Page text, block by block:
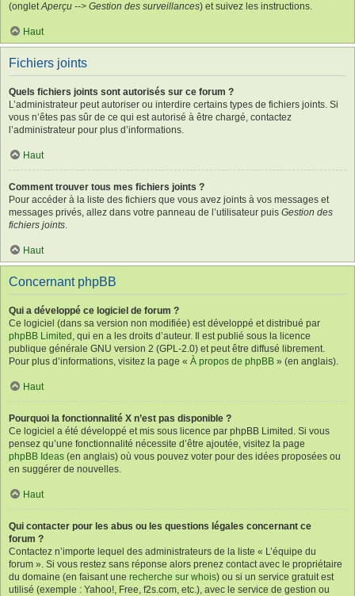
(ongletAperçu --> Gestion des surveillances) et suivez les instructions.
Haut
Fichiers joints
Quels fichiers joints sont autorisés sur ce forum ?
L’administrateur peut autoriser ou interdire certains types de fichiers joints. Si
vous n’êtes pas sûr de ce qui est autorisé à être chargé, contactez
l’administrateur pour plus d’informations.
Haut
Comment trouver tous mes fichiers joints ?
Pour accéder à la liste des fichiers que vous avez joints à vos messages et
messages privés, allez dans votre panneau de l’utilisateur puis Gestion des
fichiers joints.
Haut
Concernant phpBB
Qui a développé ce logiciel de forum ?
Ce logiciel (dans sa version non modifiée) est développé et distribué par
phpBB Limited , qui en a les droits d’auteur. Il est publié sous la licence
publique générale GNU version 2 (GPL-2.0) et peut être diffusé librement.
Pour plus d’informations, visitez la page « À propos de phpBB » (en anglais).
Haut
Pourquoi la fonctionnalité X n’est pas disponible ?
Ce logiciel a été développé et mis sous licence par phpBB Limited. Si vous
pensez qu’une fonctionnalité nécessite d’être ajoutée, visitez la page
phpBB Ideas (en anglais) où vous pouvez voter pour des idées proposées ou
en suggérer de nouvelles.
Haut
Qui contacter pour les abus ou les questions légales concernant ce
forum ?
Contactez n’importe lequel des administrateurs de la liste « L’équipe du
forum ». Si vous restez sans réponse alors prenez contact avec le propriétaire
du domaine (en faisant une recherche sur whois) ou si un service gratuit est
utilisé (exemple : Yahoo!, Free, f2s.com, etc.), avec le service de gestion ou